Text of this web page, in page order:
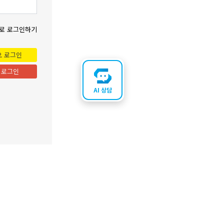
로그인하기
로그인
그인
AI 상담